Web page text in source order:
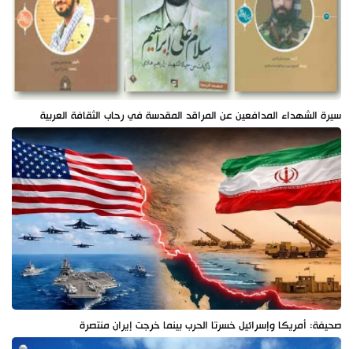
سيرة الشهداء المدافعين عن المراقد المقدسة في رحاب الثقافة العربية
صحيفة: أمريكا وإسرائيل خسرتا الحرب بينما خرجت إيران منتصرة